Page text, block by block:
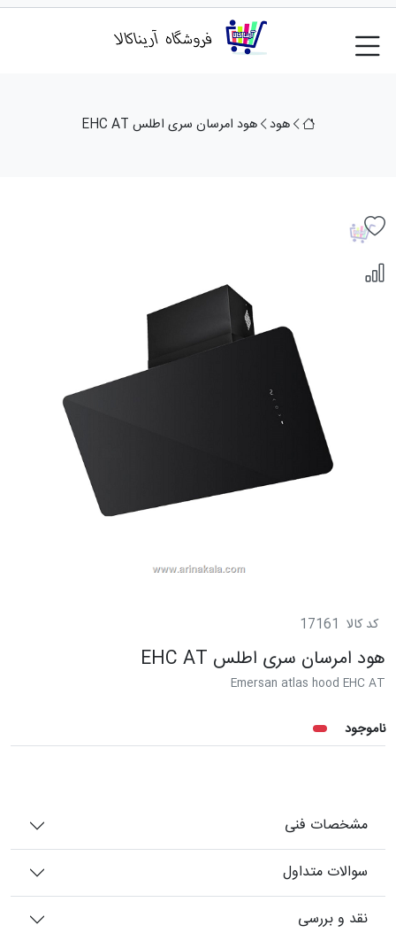
هود هود امرسان سری اطلس EHC AT
کد کالا 17161
هود امرسان سری اطلس EHC AT
Emersan atlas hood EHC AT
ناموجود
مشخصات فنی
سوالات متداول
نقد و بررسی